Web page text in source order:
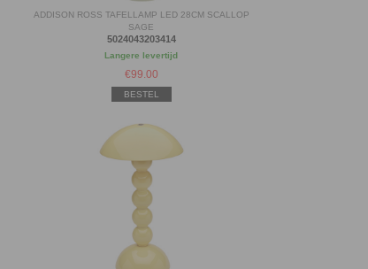
ADDISON ROSS TAFELLAMP LED 28CM SCALLOP
SAGE
5024043203414
Langere levertijd
€99.00
BESTEL